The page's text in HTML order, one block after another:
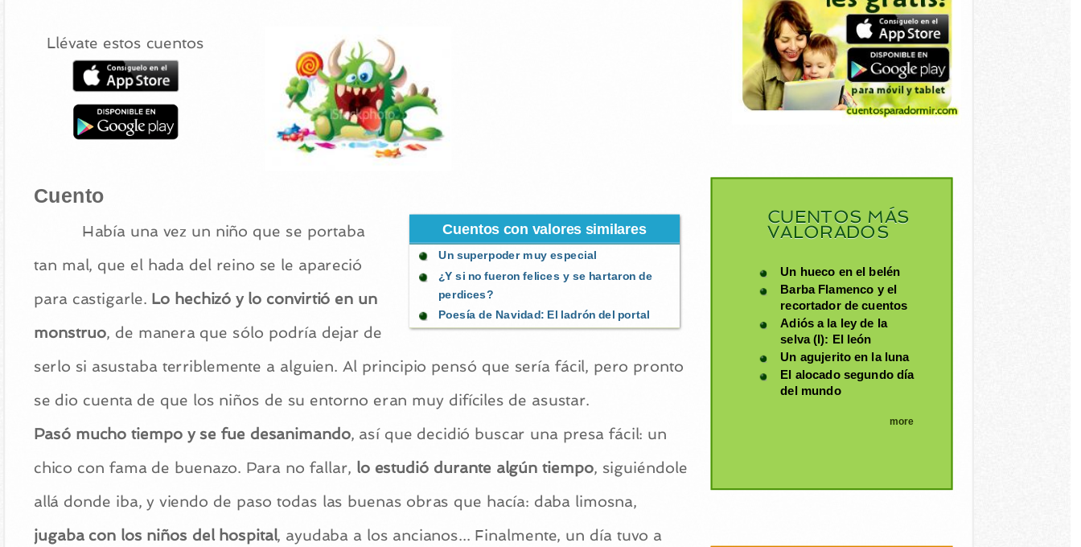
Llévate estos cuentos
Cuento
Cuentos con valores similares
Un superpoder muy especial
¿Y si no fueron felices y se hartaron de
perdices?
Poesía de Navidad: El ladrón del portal
Había una vez un niño que se portaba
tan mal, que el hada del reino se le apareció
para castigarle. Lo hechizó y lo convirtió en un
monstruo, de manera que sólo podría dejar de
serlo si asustaba terriblemente a alguien. Al principio pensó que sería fácil, pero pronto
se dio cuenta de que los niños de su entorno eran muy difíciles de asustar.
Pasó mucho tiempo y se fue desanimando, así que decidió buscar una presa fácil: un
chico con fama de buenazo. Para no fallar, lo estudió durante algún tiempo, siguiéndole
allá donde iba, y viendo de paso todas las buenas obras que hacía: daba limosna,
jugaba con los niños del hospital, ayudaba a los ancianos... Finalmente, un día tuvo a
CUENTOS MÁS
VALORADOS
Un hueco en el belén
Barba Flamenco y el
recortador de cuentos
Adiós a la ley de la
selva (I): El león
Un agujerito en la luna
El alocado segundo día
del mundo
more